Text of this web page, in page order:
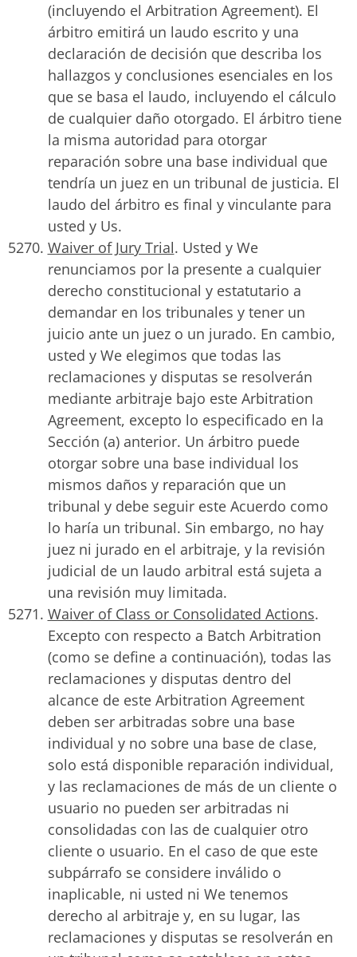
(incluyendo el Arbitration Agreement). El
árbitro emitirá un laudo escrito y una
declaración de decisión que describa los
hallazgos y conclusiones esenciales en los
que se basa el laudo, incluyendo el cálculo
de cualquier daño otorgado. El árbitro tiene
la misma autoridad para otorgar
reparación sobre una base individual que
tendría un juez en un tribunal de justicia. El
laudo del árbitro es final y vinculante para
usted y Us.
Waiver of Jury Trial. Usted y We
renunciamos por la presente a cualquier
derecho constitucional y estatutario a
demandar en los tribunales y tener un
juicio ante un juez o un jurado. En cambio,
usted y We elegimos que todas las
reclamaciones y disputas se resolverán
mediante arbitraje bajo este Arbitration
Agreement, excepto lo especificado en la
Sección (a) anterior. Un árbitro puede
otorgar sobre una base individual los
mismos daños y reparación que un
tribunal y debe seguir este Acuerdo como
lo haría un tribunal. Sin embargo, no hay
juez ni jurado en el arbitraje, y la revisión
judicial de un laudo arbitral está sujeta a
una revisión muy limitada.
Waiver of Class or Consolidated Actions.
Excepto con respecto a Batch Arbitration
(como se define a continuación), todas las
reclamaciones y disputas dentro del
alcance de este Arbitration Agreement
deben ser arbitradas sobre una base
individual y no sobre una base de clase,
solo está disponible reparación individual,
y las reclamaciones de más de un cliente o
usuario no pueden ser arbitradas ni
consolidadas con las de cualquier otro
cliente o usuario. En el caso de que este
subpárrafo se considere inválido o
inaplicable, ni usted ni We tenemos
derecho al arbitraje y, en su lugar, las
reclamaciones y disputas se resolverán en